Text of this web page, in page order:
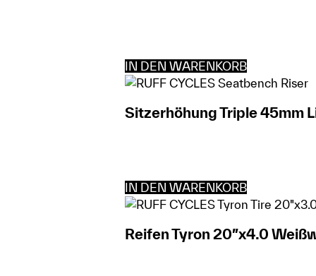
IN DEN WARENKORB
Sitzerhöhung Triple 45mm
IN DEN WARENKORB
Reifen Tyron 20″x4.0